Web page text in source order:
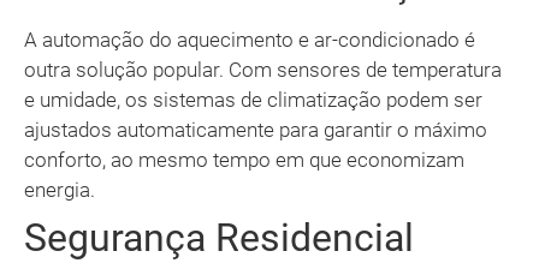
A automação do aquecimento e ar-condicionado é
outra solução popular. Com sensores de temperatura
e umidade, os sistemas de climatização podem ser
ajustados automaticamente para garantir o máximo
conforto, ao mesmo tempo em que economizam
energia.
Segurança Residencial